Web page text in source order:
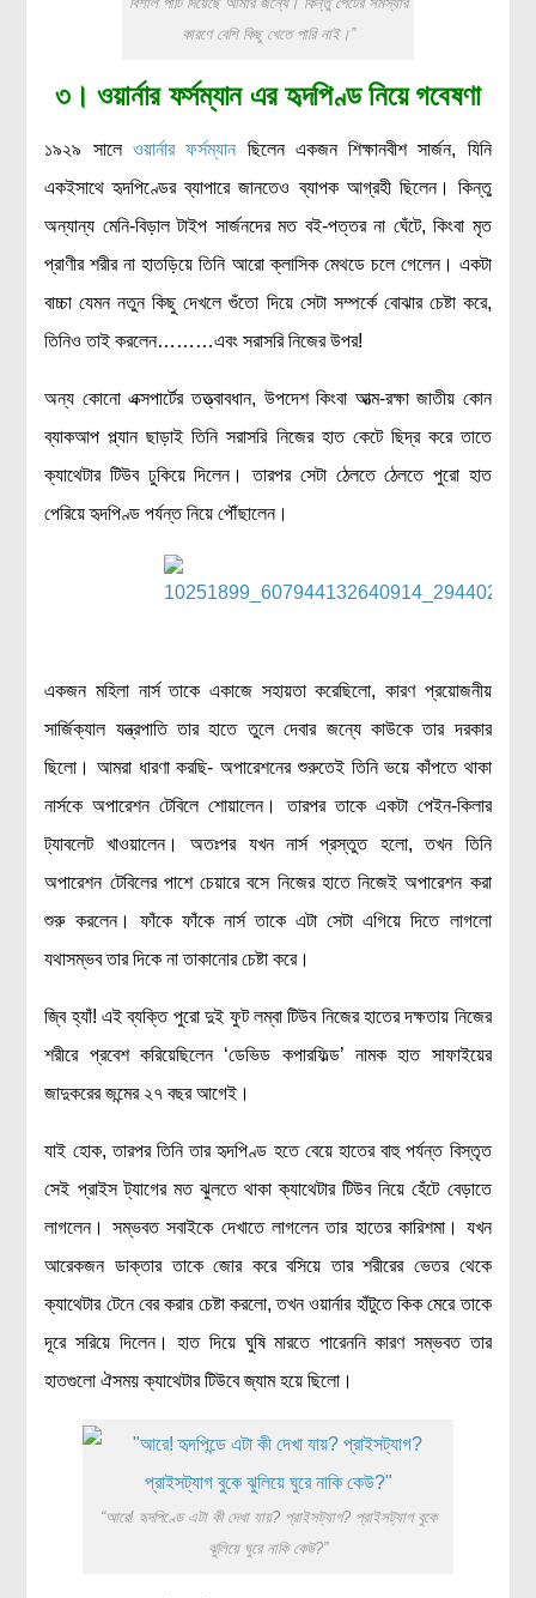
কারণে বেশি কিছু খেতে পারি নাই।”
৩। ওয়ার্নার ফর্সম্যান এর হৃদপিণ্ড নিয়ে গবেষণা
১৯২৯ সালে ওয়ার্নার ফর্সম্যান ছিলেন একজন শিক্ষানবীশ সার্জন, যিনি
একইসাথে হৃদপিণ্ডের ব্যাপারে জানতেও ব্যাপক আগ্রহী ছিলেন। কিন্তু
অন্যান্য মেনি-বিড়াল টাইপ সার্জনদের মত বই-পত্তর না ঘেঁটে, কিংবা মৃত
প্রাণীর শরীর না হাতড়িয়ে তিনি আরো ক্লাসিক মেথডে চলে গেলেন। একটা
বাচ্চা যেমন নতুন কিছু দেখলে গুঁতো দিয়ে সেটা সম্পর্কে বোঝার চেষ্টা করে,
তিনিও তাই করলেন………এবং সরাসরি নিজের উপর!
অন্য কোনো এক্সপার্টের তত্ত্বাবধান, উপদেশ কিংবা আত্ম-রক্ষা জাতীয় কোন
ব্যাকআপ প্ল্যান ছাড়াই তিনি সরাসরি নিজের হাত কেটে ছিদ্র করে তাতে
ক্যাথেটার টিউব ঢুকিয়ে দিলেন। তারপর সেটা ঠেলতে ঠেলতে পুরো হাত
পেরিয়ে হৃদপিণ্ড পর্যন্ত নিয়ে পৌঁছালেন।
একজন মহিলা নার্স তাকে একাজে সহায়তা করেছিলো, কারণ প্রয়োজনীয়
সার্জিক্যাল যন্ত্রপাতি তার হাতে তুলে দেবার জন্যে কাউকে তার দরকার
ছিলো। আমরা ধারণা করছি- অপারেশনের শুরুতেই তিনি ভয়ে কাঁপতে থাকা
নার্সকে অপারেশন টেবিলে শোয়ালেন। তারপর তাকে একটা পেইন-কিলার
ট্যাবলেট খাওয়ালেন। অতঃপর যখন নার্স প্রস্তুত হলো, তখন তিনি
অপারেশন টেবিলের পাশে চেয়ারে বসে নিজের হাতে নিজেই অপারেশন করা
শুরু করলেন। ফাঁকে ফাঁকে নার্স তাকে এটা সেটা এগিয়ে দিতে লাগলো
যথাসম্ভব তার দিকে না তাকানোর চেষ্টা করে।
জ্বি হ্যাঁ! এই ব্যক্তি পুরো দুই ফুট লম্বা টিউব নিজের হাতের দক্ষতায় নিজের
শরীরে প্রবেশ করিয়েছিলেন ‘ডেভিড কপারফিল্ড’ নামক হাত সাফাইয়ের
জাদুকরের জন্মের ২৭ বছর আগেই।
যাই হোক, তারপর তিনি তার হৃদপিণ্ড হতে বেয়ে হাতের বাহু পর্যন্ত বিস্তৃত
সেই প্রাইস ট্যাগের মত ঝুলতে থাকা ক্যাথেটার টিউব নিয়ে হেঁটে বেড়াতে
লাগলেন। সম্ভবত সবাইকে দেখাতে লাগলেন তার হাতের কারিশমা। যখন
আরেকজন ডাক্তার তাকে জোর করে বসিয়ে তার শরীরের ভেতর থেকে
ক্যাথেটার টেনে বের করার চেষ্টা করলো, তখন ওয়ার্নার হাঁটুতে কিক মেরে তাকে
দূরে সরিয়ে দিলেন। হাত দিয়ে ঘুষি মারতে পারেননি কারণ সম্ভবত তার
হাতগুলো ঐসময় ক্যাথেটার টিউবে জ্যাম হয়ে ছিলো।
“আরে! হৃদপিণ্ডে এটা কী দেখা যায়? প্রাইসট্যাগ? প্রাইসট্যাগ বুকে
ঝুলিয়ে ঘুরে নাকি কেউ?”